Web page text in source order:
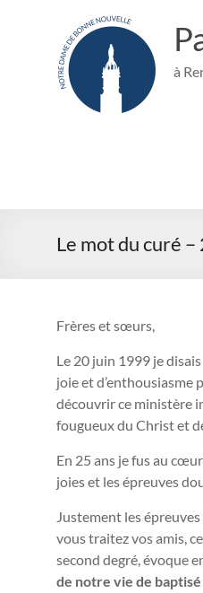
à
Le mot du curé
Frères et sœurs,
Le 20 juin 1999 je
joie et d’enthousiasme
découvrir ce ministère
fougueux du Christ et
En 25 ans je fus au
joies et les épreuves
Justement les
vous traitez vos amis,
second degré, évoque
de notre vie de